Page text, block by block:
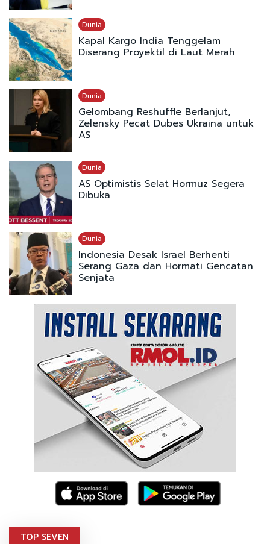
Dunia
Kapal Kargo India Tenggelam
Diserang Proyektil di Laut Merah
Dunia
Gelombang Reshuffle Berlanjut,
Zelensky Pecat Dubes Ukraina untuk
AS
Dunia
AS Optimistis Selat Hormuz Segera
Dibuka
Dunia
Indonesia Desak Israel Berhenti
Serang Gaza dan Hormati Gencatan
Senjata
TOP SEVEN